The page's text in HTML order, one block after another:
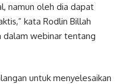
namun oleh dia dapat
kata Rodlin Billah
dalam webinar tentang
untuk menyelesaikan